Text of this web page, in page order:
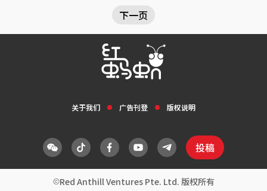
下一页
关于我们 广告刊登 版权说明
投稿
Red Anthill Ventures Pte. Ltd. 版权所有